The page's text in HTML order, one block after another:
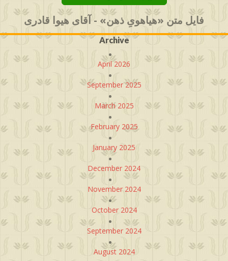
فایل متن «هیاهویِ ذهن» - آقای هیوا قادری
Archive
April 2026
September 2025
March 2025
February 2025
January 2025
December 2024
November 2024
October 2024
September 2024
August 2024